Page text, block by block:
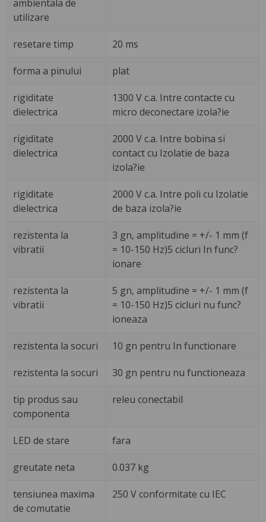
ambientala de
utilizare
resetare timp 20 ms
forma a pinului plat
rigiditate
dielectrica
1300 V c.a. Intre contacte cu
micro deconectare izola?ie
rigiditate
dielectrica
2000 V c.a. Intre bobina si
contact cu Izolatie de baza
izola?ie
rigiditate
dielectrica
2000 V c.a. Intre poli cu Izolatie
de baza izola?ie
rezistenta la
vibratii
3 gn, amplitudine = +/- 1 mm (f
= 10-150 Hz)5 cicluri In func?
ionare
rezistenta la
vibratii
5 gn, amplitudine = +/- 1 mm (f
= 10-150 Hz)5 cicluri nu func?
ioneaza
rezistenta la socuri 10 gn pentru In functionare
rezistenta la socuri 30 gn pentru nu functioneaza
tip produs sau
componenta
releu conectabil
LED de stare fara
greutate neta 0.037 kg
tensiunea maxima
de comutatie
250 V conformitate cu IEC